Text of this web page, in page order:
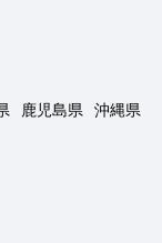
鹿児島県 沖縄県